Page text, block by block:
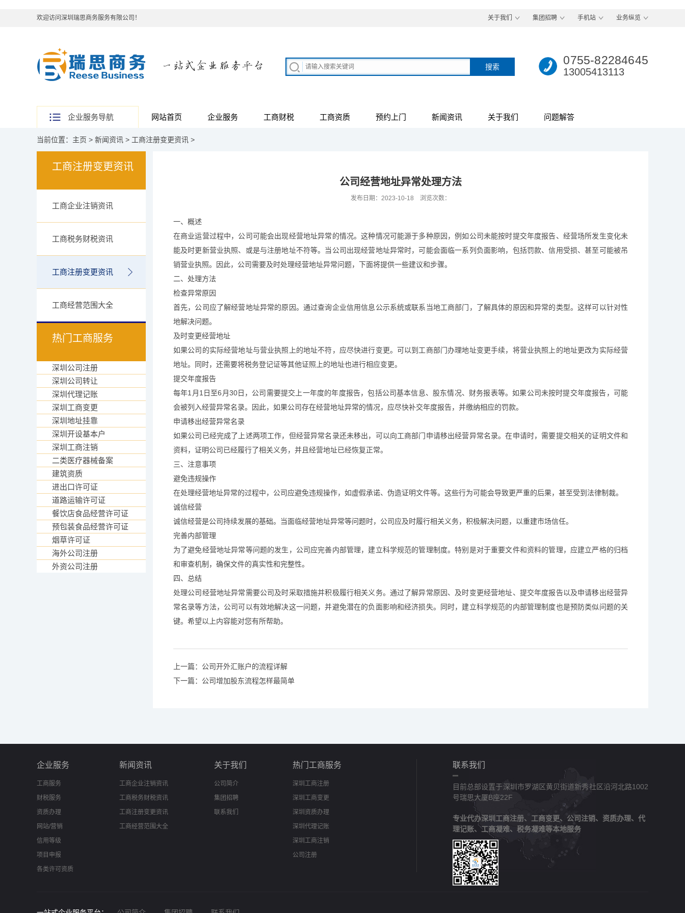
欢迎访问深圳瑞思商务服务有限公司！ 关于我们 集团招聘 手机站 业务纵览
0755-82284645
13005413113
企业服务导航 网站首页 企业服务 工商财税 工商资质 预约上门 新闻资讯 关于我们 问题解答
当前位置： 主页 > 新闻资讯 > 工商注册变更资讯 >
工商注册变更资讯
工商企业注销资讯
工商税务财税资讯
工商注册变更资讯
工商经营范围大全
热门工商服务
深圳公司注册
深圳公司转让
深圳代理记账
深圳工商变更
深圳地址挂靠
深圳开设基本户
深圳工商注销
二类医疗器械备案
建筑资质
进出口许可证
道路运输许可证
餐饮店食品经营许可证
预包装食品经营许可证
烟草许可证
海外公司注册
外资公司注册
公司经营地址异常处理方法
发布日期：2023-10-18 浏览次数：
一、概述
在商业运营过程中，公司可能会出现经营地址异常的情况。这种情况可能源于多种原因，例如公司未能按时提交年度报告、经营场所发生变化未
能及时更新营业执照、或是与注册地址不符等。当公司出现经营地址异常时，可能会面临一系列负面影响，包括罚款、信用受损、甚至可能被吊
销营业执照。因此，公司需要及时处理经营地址异常问题，下面将提供一些建议和步骤。
二、处理方法
检查异常原因
首先，公司应了解经营地址异常的原因。通过查询企业信用信息公示系统或联系当地工商部门，了解具体的原因和异常的类型。这样可以针对性
地解决问题。
及时变更经营地址
如果公司的实际经营地址与营业执照上的地址不符，应尽快进行变更。可以到工商部门办理地址变更手续，将营业执照上的地址更改为实际经营
地址。同时，还需要将税务登记证等其他证照上的地址也进行相应变更。
提交年度报告
每年1月1日至6月30日，公司需要提交上一年度的年度报告，包括公司基本信息、股东情况、财务报表等。如果公司未按时提交年度报告，可能
会被列入经营异常名录。因此，如果公司存在经营地址异常的情况，应尽快补交年度报告，并缴纳相应的罚款。
申请移出经营异常名录
如果公司已经完成了上述两项工作，但经营异常名录还未移出，可以向工商部门申请移出经营异常名录。在申请时，需要提交相关的证明文件和
资料，证明公司已经履行了相关义务，并且经营地址已经恢复正常。
三、注意事项
避免违规操作
在处理经营地址异常的过程中，公司应避免违规操作，如虚假承诺、伪造证明文件等。这些行为可能会导致更严重的后果，甚至受到法律制裁。
诚信经营
诚信经营是公司持续发展的基础。当面临经营地址异常等问题时，公司应及时履行相关义务，积极解决问题，以重建市场信任。
完善内部管理
为了避免经营地址异常等问题的发生，公司应完善内部管理，建立科学规范的管理制度。特别是对于重要文件和资料的管理，应建立严格的归档
和审查机制，确保文件的真实性和完整性。
四、总结
处理公司经营地址异常需要公司及时采取措施并积极履行相关义务。通过了解异常原因、及时变更经营地址、提交年度报告以及申请移出经营异
常名录等方法，公司可以有效地解决这一问题，并避免潜在的负面影响和经济损失。同时，建立科学规范的内部管理制度也是预防类似问题的关
键。希望以上内容能对您有所帮助。
上一篇： 公司开外汇账户的流程详解
下一篇： 公司增加股东流程怎样最简单
企业服务
工商服务
财税服务
资质办理
网站/营销
信用等级
项目申报
各类许可资质
新闻资讯
工商企业注销资讯
工商税务财税资讯
工商注册变更资讯
工商经营范围大全
关于我们
公司简介
集团招聘
联系我们
热门工商服务
深圳工商注册
深圳工商变更
深圳资质办理
深圳代理记账
深圳工商注销
公司注册
联系我们
目前总部设置于深圳市罗湖区黄贝街道新秀社区沿河北路1002
号瑞思大厦B座22F
专业代办深圳工商注册、工商变更、公司注销、资质办理、代
理记账、工商凝难、税务凝难等本地服务